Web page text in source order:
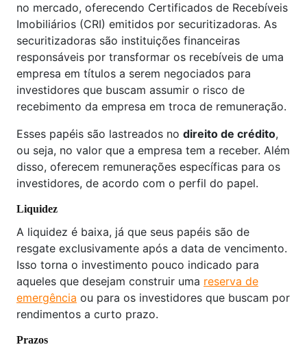
no mercado, oferecendo Certificados de Recebíveis
Imobiliários (CRI) emitidos por securitizadoras. As
securitizadoras são instituições financeiras
responsáveis por transformar os recebíveis de uma
empresa em títulos a serem negociados para
investidores que buscam assumir o risco de
recebimento da empresa em troca de remuneração.
Esses papéis são lastreados no direito de crédito,
ou seja, no valor que a empresa tem a receber. Além
disso, oferecem remunerações específicas para os
investidores, de acordo com o perfil do papel.
Liquidez
A liquidez é baixa, já que seus papéis são de
resgate exclusivamente após a data de vencimento.
Isso torna o investimento pouco indicado para
aqueles que desejam construir uma reserva de
emergência ou para os investidores que buscam por
rendimentos a curto prazo.
Prazos